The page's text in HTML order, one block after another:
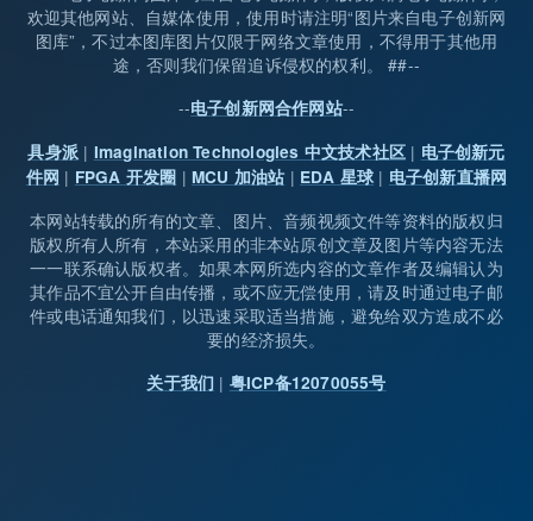
欢迎其他网站、自媒体使用，使用时请注明“图片来自电子创新网
图库”，不过本图库图片仅限于网络文章使用，不得用于其他用
途，否则我们保留追诉侵权的权利。 ##--
--电子创新网合作网站--
具身派 | Imagination Technologies 中文技术社区| 电子创新元
件网 | FPGA 开发圈 | MCU 加油站 | EDA 星球 | 电子创新直播网
本网站转载的所有的文章、图片、音频视频文件等资料的版权归
版权所有人所有，本站采用的非本站原创文章及图片等内容无法
一一联系确认版权者。如果本网所选内容的文章作者及编辑认为
其作品不宜公开自由传播，或不应无偿使用，请及时通过电子邮
件或电话通知我们，以迅速采取适当措施，避免给双方造成不必
要的经济损失。
关于我们 | 粤ICP备12070055号